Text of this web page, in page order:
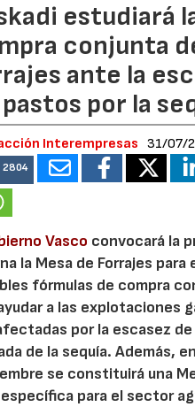
estudiará
conjunta
ante la
por la
Interempresas 31/07/
2804
Vasco convocará la
la Mesa de Forrajes para
fórmulas de compra
a las explotaciones
por la escasez
de la sequía. Además, en
se constituirá una
para el sector